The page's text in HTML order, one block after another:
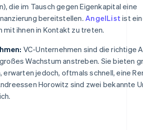
die im Tausch gegen Eigenkapital eine
bereitstellen. AngelList ist
mit ihnen in Kontakt zu treten.
VC-Unternehmen sind die richtige
Wachstum anstreben. Sie bieten
erwarten jedoch, oftmals schnell, eine
Horowitz sind zwei bekannte